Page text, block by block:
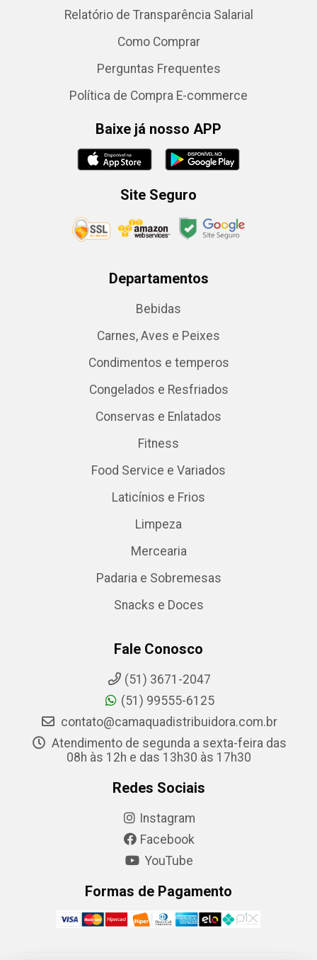
Relatório de Transparência Salarial
Como Comprar
Perguntas Frequentes
Política de Compra E-commerce
Baixe já nosso APP
Site Seguro
Departamentos
Bebidas
Carnes, Aves e Peixes
Condimentos e temperos
Congelados e Resfriados
Conservas e Enlatados
Fitness
Food Service e Variados
Laticínios e Frios
Limpeza
Mercearia
Padaria e Sobremesas
Snacks e Doces
Fale Conosco
(51) 3671-2047
(51) 99555-6125
contato@camaquadistribuidora.com.br
Atendimento de segunda a sexta-feira das
08h às 12h e das 13h30 às 17h30
Redes Sociais
Instagram
Facebook
YouTube
Formas de Pagamento